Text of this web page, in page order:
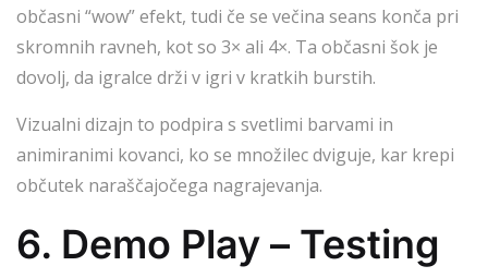
občasni “wow” efekt, tudi če se večina seans konča pri
skromnih ravneh, kot so 3× ali 4×. Ta občasni šok je
dovolj, da igralce drži v igri v kratkih burstih.
Vizualni dizajn to podpira s svetlimi barvami in
animiranimi kovanci, ko se množilec dviguje, kar krepi
občutek naraščajočega nagrajevanja.
6. Demo Play – Testing